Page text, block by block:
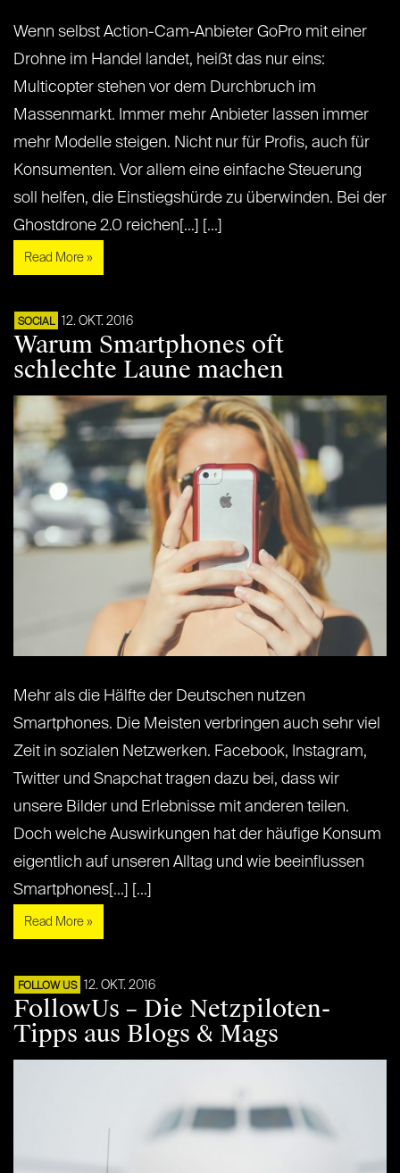
Wenn selbst Action-Cam-Anbieter GoPro mit einer
Drohne im Handel landet, heißt das nur eins:
Multicopter stehen vor dem Durchbruch im
Massenmarkt. Immer mehr Anbieter lassen immer
mehr Modelle steigen. Nicht nur für Profis, auch für
Konsumenten. Vor allem eine einfache Steuerung
soll helfen, die Einstiegshürde zu überwinden. Bei der
Ghostdrone 2.0 reichen[...] [...]
Read More »
SOCIAL 12. OKT. 2016
Warum Smartphones oft
schlechte Laune machen
Mehr als die Hälfte der Deutschen nutzen
Smartphones. Die Meisten verbringen auch sehr viel
Zeit in sozialen Netzwerken. Facebook, Instagram,
Twitter und Snapchat tragen dazu bei, dass wir
unsere Bilder und Erlebnisse mit anderen teilen.
Doch welche Auswirkungen hat der häufige Konsum
eigentlich auf unseren Alltag und wie beeinflussen
Smartphones[...] [...]
Read More »
FOLLOW US 12. OKT. 2016
FollowUs – Die Netzpiloten-
Tipps aus Blogs & Mags